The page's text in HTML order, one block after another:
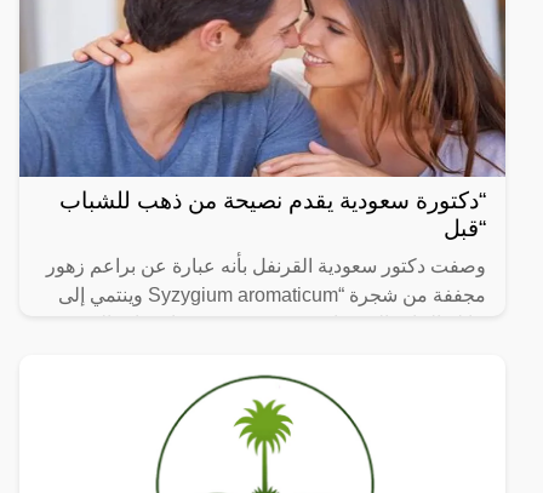
“دكتورة سعودية يقدم نصيحة من ذهب للشباب
“قبل
وصفت دكتور سعودية القرنفل بأنه عبارة عن براعم زهور
مجففة من شجرة “Syzygium aromaticum وينتمي إلى